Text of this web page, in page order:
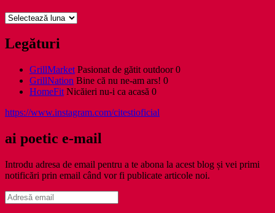
Arhive
Legături
GrillMarket Pasionat de gătit outdoor 0
GrillNation Bine că nu ne-am ars! 0
HomeFit Nicăieri nu-i ca acasă 0
https://www.instagram.com/citestioficial
ai poetic e-mail
Introdu adresa de email pentru a te abona la acest blog și vei primi
notificări prin email când vor fi publicate articole noi.
Adresă
email